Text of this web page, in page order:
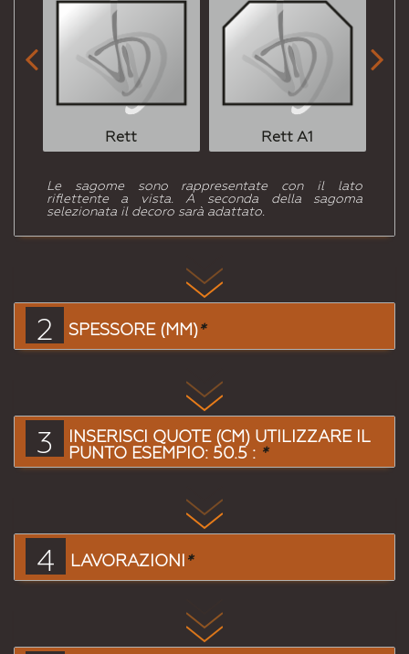
Rett Rett A1
 
Le sagome sono rappresentate con il lato
riflettente a vista. A seconda della sagoma
selezionata il decoro sarà adattato.
2 SPESSORE (MM)*
3
INSERISCI QUOTE (CM) UTILIZZARE IL
PUNTO ESEMPIO: 50.5 : *
4 LAVORAZIONI*